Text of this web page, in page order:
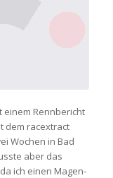
einem Rennbericht
dem racextract
Wochen in Bad
aber das
ich einen Magen-